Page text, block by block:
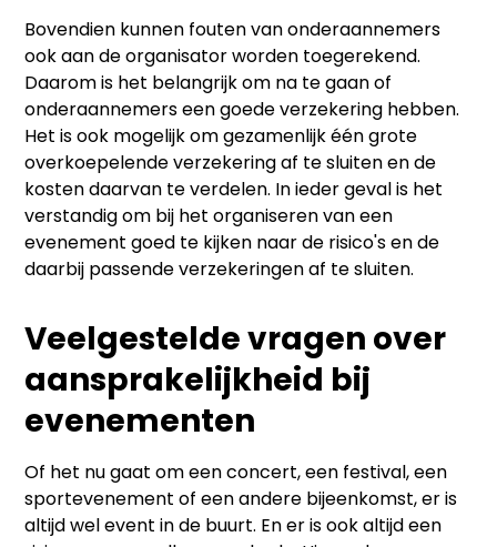
Bovendien kunnen fouten van onderaannemers
ook aan de organisator worden toegerekend.
Daarom is het belangrijk om na te gaan of
onderaannemers een goede verzekering hebben.
Het is ook mogelijk om gezamenlijk één grote
overkoepelende verzekering af te sluiten en de
kosten daarvan te verdelen. In ieder geval is het
verstandig om bij het organiseren van een
evenement goed te kijken naar de risico's en de
daarbij passende verzekeringen af te sluiten.
Veelgestelde vragen over
aansprakelijkheid bij
evenementen
Of het nu gaat om een concert, een festival, een
sportevenement of een andere bijeenkomst, er is
altijd wel event in de buurt. En er is ook altijd een